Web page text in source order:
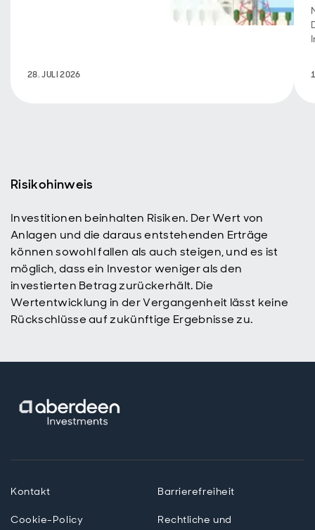
28. JULI 2026
Risikohinweis
Investitionen beinhalten Risiken. Der Wert von
Anlagen und die daraus entstehenden Erträge
können sowohl fallen als auch steigen, und es ist
möglich, dass ein Investor weniger als den
investierten Betrag zurückerhält. Die
Wertentwicklung in der Vergangenheit lässt keine
Rückschlüsse auf zukünftige Ergebnisse zu.
Kontakt Barrierefreiheit
Cookie-Policy Rechtliche und